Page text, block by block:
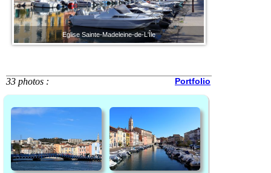
Eglise Sainte-Madeleine-de-L'Île
33 photos : Portfolio